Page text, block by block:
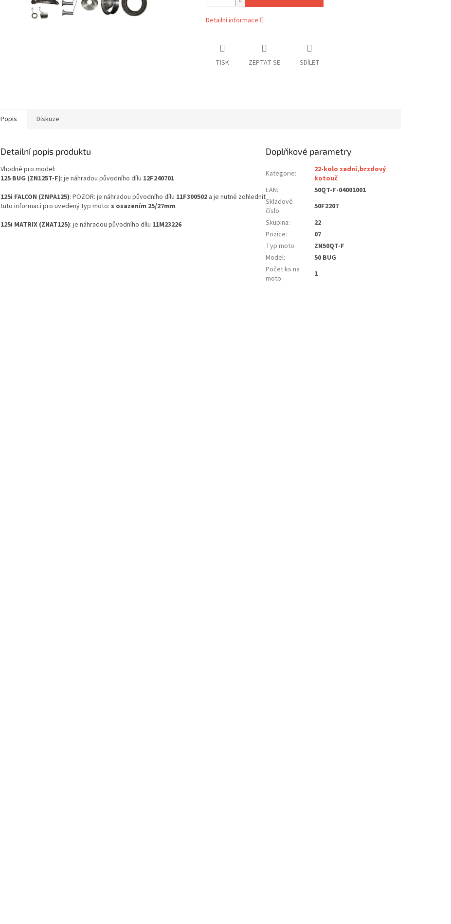
Detailní informace
TISK ZEPTAT SE SDÍLET
Popis Diskuze
Detailní popis produktu
Vhodné pro model:
125 BUG (ZN125T-F): je náhradou původního dílu 12F240701
125i FALCON (ZNPA125): POZOR: je náhradou původního dílu 11F300502 a je nutné zohlednit
tuto informaci pro uvedený typ moto: s osazením 25/27mm
125i MATRIX (ZNAT125): je náhradou původního dílu 11M23226
Doplňkové parametry
Kategorie:
22-kolo zadní,brzdový
kotouč
EAN:
50QT-F-04001001
Skladové
číslo:
50F2207
Skupina:
22
Pozice:
07
Typ moto:
ZN50QT-F
Model:
50 BUG
Počet ks na
moto: 1